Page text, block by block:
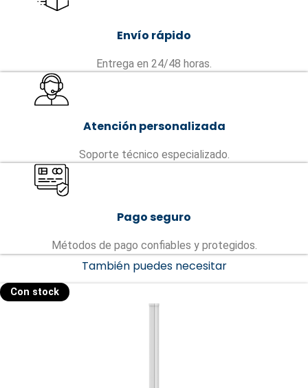
Envío rápido
Entrega en 24/48 horas.
Atención personalizada
Soporte técnico especializado.
Pago seguro
Métodos de pago confiables y protegidos.
También puedes necesitar
Con stock